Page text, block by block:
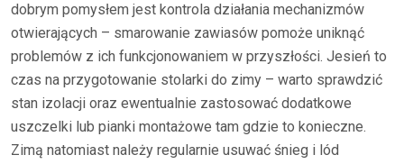
dobrym pomysłem jest kontrola działania mechanizmów
otwierających – smarowanie zawiasów pomoże uniknąć
problemów z ich funkcjonowaniem w przyszłości. Jesień to
czas na przygotowanie stolarki do zimy – warto sprawdzić
stan izolacji oraz ewentualnie zastosować dodatkowe
uszczelki lub pianki montażowe tam gdzie to konieczne.
Zimą natomiast należy regularnie usuwać śnieg i lód